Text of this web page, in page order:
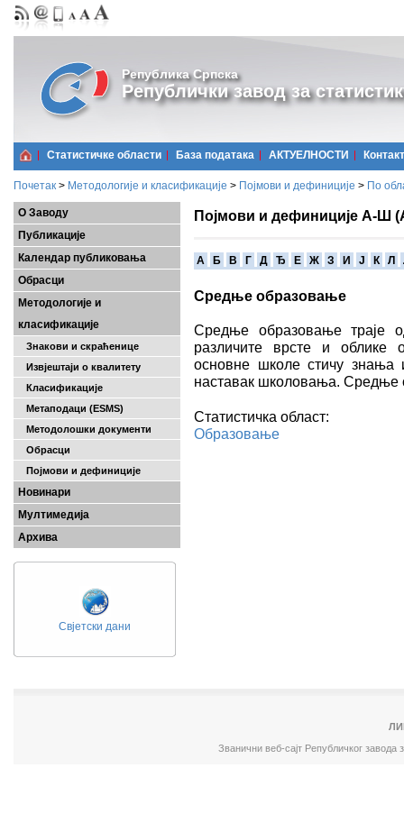
Република Српска
Републички завод за
Статистичке области Базa података АКТУЕЛНОСТИ Контакт
Почетак > Методологије и класификације > Појмови и дефиниције > По
О Заводу
Публикације
Календар публиковања
Обрасци
Методологије и
класификације
Знакови и скраћенице
Извјештаји о квалитету
Класификације
Метаподаци (ESMS)
Методолошки документи
Обрасци
Појмови и дефиниције
Новинари
Мултимедија
Архива
Свјетски дани
Појмови и дефиниције А-Ш
A Б В Г Д Ђ Е Ж З И Ј К Л
Средње образовање
Средње образовање траје
различите врсте и облике
основне школе стичу знања
наставак школовања. Средње
Статистичка област:
Образовање
Званични веб-сајт Републичког